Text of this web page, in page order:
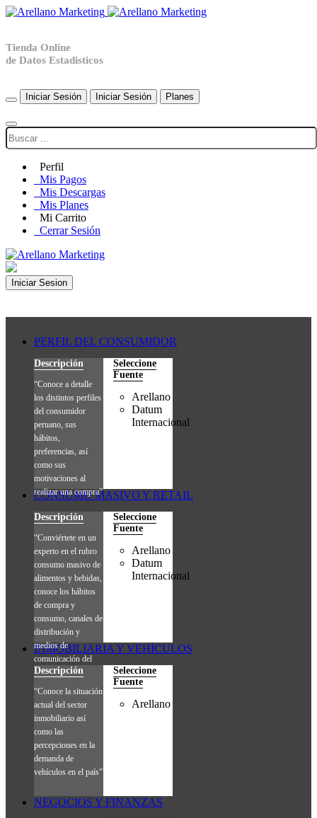
Tienda Online
de Datos Estadisticos
Iniciar Sesión Iniciar Sesión Planes
Perfil
Mis Pagos
Mis Descargas
Mis Planes
Mi Carrito
Cerrar Sesión
Iniciar Sesion
PERFIL DEL CONSUMIDOR
Descripción
“Conoce a detalle
los distintos perfiles
del consumidor
peruano, sus
hábitos,
preferencias, así
como sus
motivaciones al
realizar una compra”
Seleccione
Fuente
Arellano
Datum
Internacional
CONSUMO MASIVO Y RETAIL
Descripción
“Conviértete en un
experto en el rubro
consumo masivo de
alimentos y bebidas,
conoce los hábitos
de compra y
consumo, canales de
distribución y
medios de
comunicación del
consumidor final.”
Seleccione
Fuente
Arellano
Datum
Internacional
INMOBILIARIA Y VEHÍCULOS
Descripción
“Conoce la situación
actual del sector
inmobiliario así
como las
percepciones en la
demanda de
vehículos en el país”
Seleccione
Fuente
Arellano
NEGOCIOS Y FINANZAS